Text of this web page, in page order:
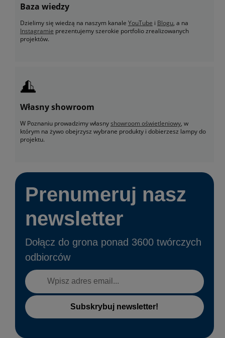
Baza wiedzy
Dzielimy się wiedzą na naszym kanale YouTube i Blogu, a na
Instagramie prezentujemy szerokie portfolio zrealizowanych
projektów.
Własny showroom
W Poznaniu prowadzimy własnyshowroom oświetleniowy, w
którym na żywo obejrzysz wybrane produkty i dobierzesz lampy do
projektu.
Prenumeruj nasz
newsletter
Dołącz do grona ponad 3600 twórczych
odbiorców
Subskrybuj newsletter!